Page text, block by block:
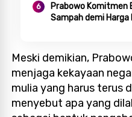
Prabowo Komitmen
Sampah demi Harga
Meski demikian,
menjaga kekayaan
mulia yang harus terus
menyebut apa yang